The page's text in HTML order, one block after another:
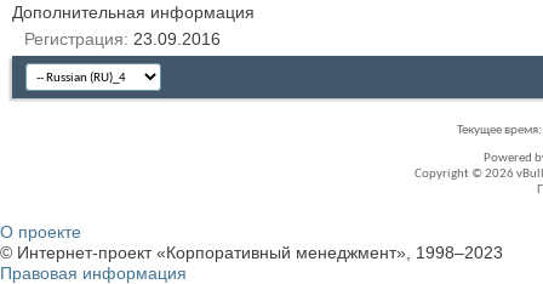
Дополнительная информация
Регистрация
23.09.2016
Текущее время:
Powered
Copyright © 2026
О проекте
© Интернет-проект «Корпоративный менеджмент», 1998–2023
Правовая информация